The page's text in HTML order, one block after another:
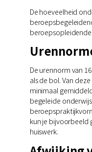
De hoeveelheid
De urennorm van
als de bol. Van
minimaal
begeleide
kun je bijvoorbeeld
huiswerk.